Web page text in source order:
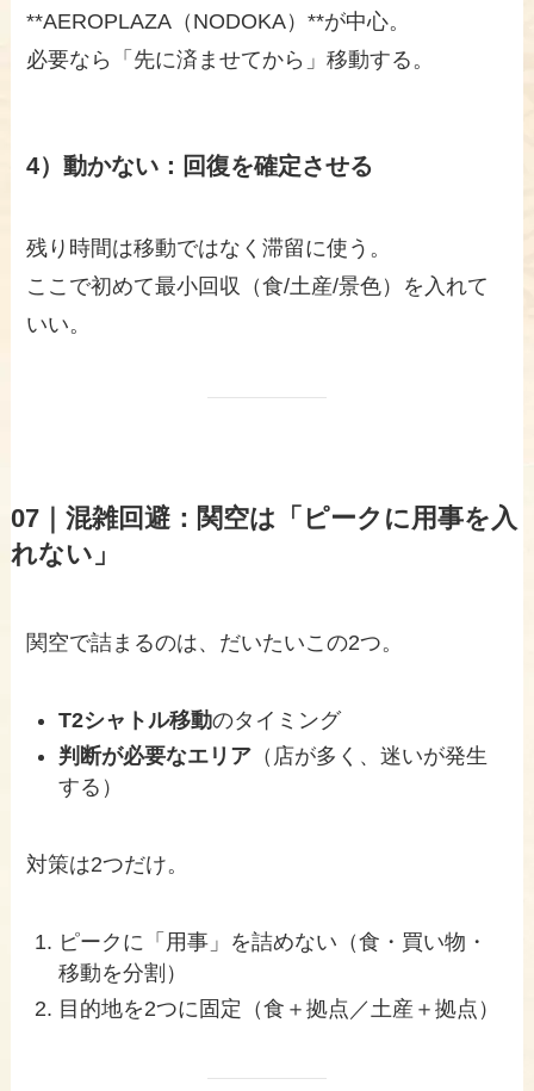
**AEROPLAZA（NODOKA）**が中心。
必要なら「先に済ませてから」移動する。
4）動かない：回復を確定させる
残り時間は移動ではなく滞留に使う。
ここで初めて最小回収（食/土産/景色）を入れて
いい。
07｜混雑回避：関空は「ピークに用事を入
れない」
関空で詰まるのは、だいたいこの2つ。
T2シャトル移動のタイミング
判断が必要なエリア （店が多く、迷いが発生
する）
対策は2つだけ。
ピークに「用事」を詰めない（食・買い物・
移動を分割）
目的地を2つに固定（食＋拠点／土産＋拠点）